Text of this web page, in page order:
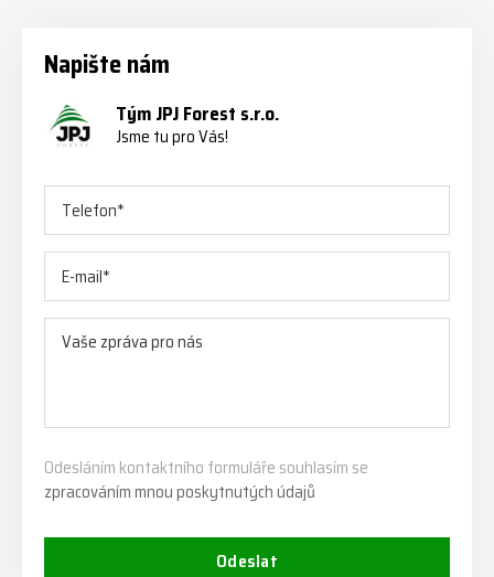
Napište nám
Tým JPJ Forest s.r.o.
Jsme tu pro Vás!
Odesláním kontaktního formuláře souhlasím se
zpracováním mnou poskytnutých údajů
Odeslat